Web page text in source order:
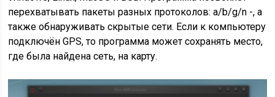
перехватывать пакеты разных протоколов: a/b/g/n -, а
также обнаруживать скрытые сети. Если к компьютеру
подключён GPS, то программа может сохранять место,
где была найдена сеть, на карту.